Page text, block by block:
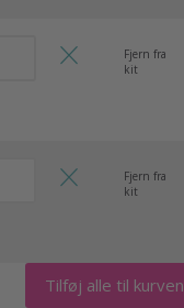
Fjern fra
kit
Fjern fra
kit
Tilføj alle til kurven